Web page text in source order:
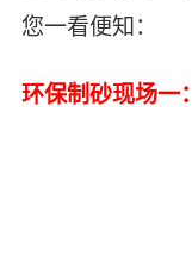
您一看便知：
环保制砂现场一：